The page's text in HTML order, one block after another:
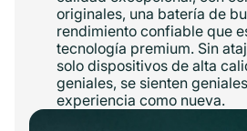
originales, una batería de
rendimiento confiable que
tecnología premium. Sin
solo dispositivos de alta
geniales, se sienten
experiencia como nueva.